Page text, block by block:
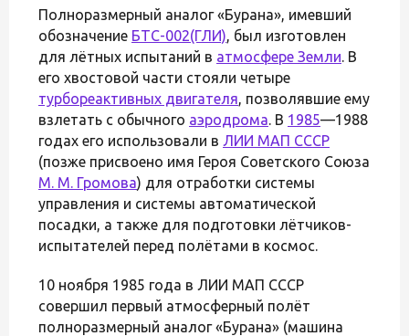
Полноразмерный аналог «Бурана», имевший
обозначение БТС-002(ГЛИ), был изготовлен
для лётных испытаний в атмосфере Земли. В
его хвостовой части стояли четыре
турбореактивных двигателя, позволявшие ему
взлетать с обычного аэродрома. В 1985—1988
годах его использовали в ЛИИ МАП СССР
(позже присвоено имя Героя Советского Союза
М. М. Громова) для отработки системы
управления и системы автоматической
посадки, а также для подготовки лётчиков-
испытателей перед полётами в космос.
10 ноября 1985 года в ЛИИ МАП СССР
совершил первый атмосферный полёт
полноразмерный аналог «Бурана» (машина